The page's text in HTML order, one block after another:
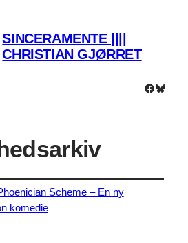
SINCERAMENTE ||||
CHRISTIAN GJØRRET